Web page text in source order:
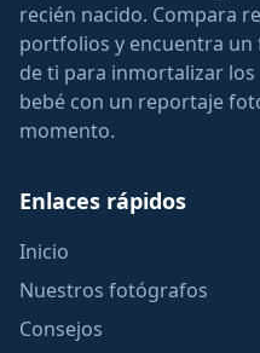
recién nacido. Compara
portfolios y encuentra
de ti para inmortalizar
bebé con un reportaje
momento.
Enlaces rápidos
Inicio
Nuestros fotógrafos
Consejos